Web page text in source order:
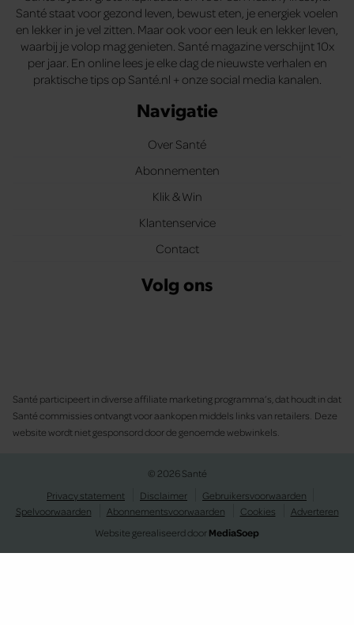
Santé staat voor gezond leven, bewust eten, je energiek voelen
en lekker in je vel zitten. Maar ook voor een leuk en lekker leven,
waarbij je volop mag genieten. Santé magazine verschijnt 10x
per jaar. En online lees je elke dag de nieuwste verhalen en
praktische tips op Santé.nl + onze social media kanalen.
Navigatie
Over Santé
Abonnementen
Klik & Win
Klantenservice
Contact
Volg ons
Santé participeert in diverse affiliate marketing programma’s, dat houdt in dat
Santé commissies ontvangt voor aankopen middels links van retailers. Deze
website wordt niet gesponsord door de genoemde webwinkels.
© 2026 Santé
Privacy statement
Disclaimer
Gebruikersvoorwaarden
Spelvoorwaarden
Abonnementsvoorwaarden Cookies
Adverteren
Website gerealiseerd doorMediaSoep